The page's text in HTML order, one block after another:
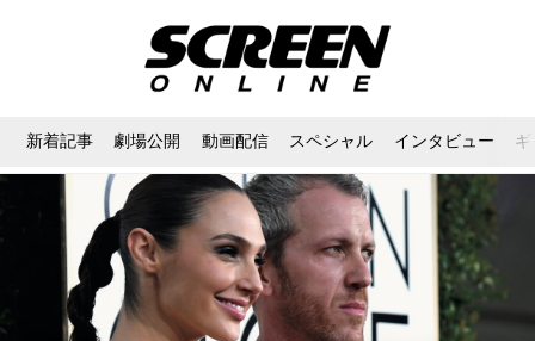
新着記事 劇場公開 動画配信 スペシャル インタビュー